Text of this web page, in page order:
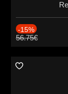
-15%
56.75€